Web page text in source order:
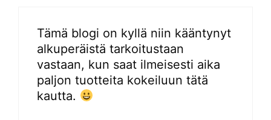
Tämä blogi on kyllä niin kääntynyt
alkuperäistä tarkoitustaan
vastaan, kun saat ilmeisesti aika
paljon tuotteita kokeiluun tätä
kautta.